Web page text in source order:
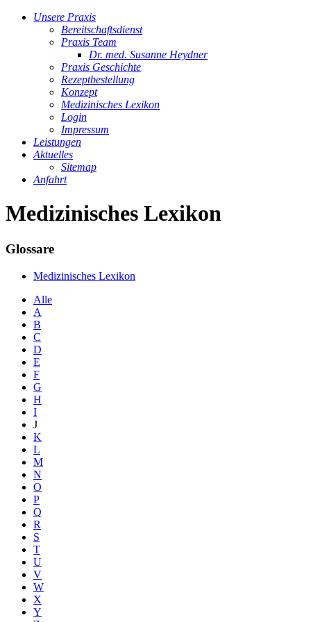
Unsere Praxis
Bereitschaftsdienst
Praxis Team
Dr. med. Susanne Heydner
Praxis Geschichte
Rezeptbestellung
Konzept
Medizinisches Lexikon
Login
Impressum
Leistungen
Aktuelles
Sitemap
Anfahrt
Medizinisches Lexikon
Glossare
Medizinisches Lexikon
Alle
A
B
C
D
E
F
G
H
I
J
K
L
M
N
O
P
Q
R
S
T
U
V
W
X
Y